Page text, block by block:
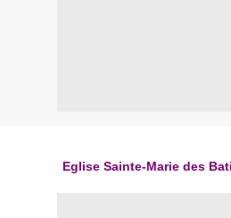
Eglise Sainte-Marie des